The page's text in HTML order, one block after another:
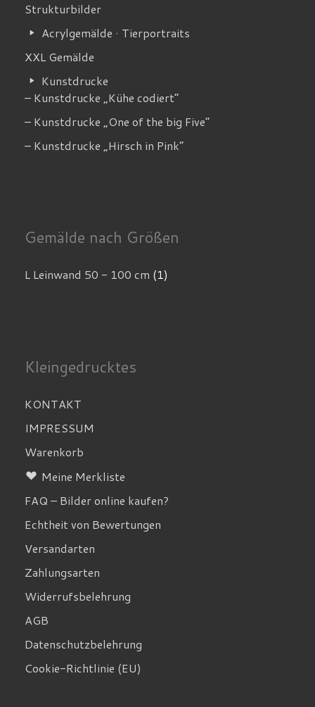
Strukturbilder
Acrylgemälde · Tierportraits
XXL Gemälde
Kunstdrucke
– Kunstdrucke „Kühe codiert”
– Kunstdrucke „One of the big Five”
– Kunstdrucke „Hirsch in Pink”
Gemälde nach Größen
L Leinwand 50 - 100 cm (1)
Kleingedrucktes
KONTAKT
IMPRESSUM
Warenkorb
Meine Merkliste
FAQ – Bilder online kaufen?
Echtheit von Bewertungen
Versandarten
Zahlungsarten
Widerrufsbelehrung
AGB
Datenschutzbelehrung
Cookie-Richtlinie (EU)